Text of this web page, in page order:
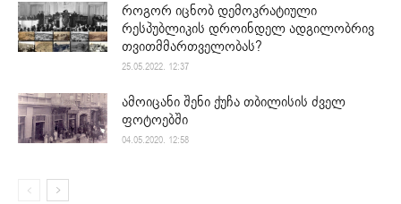
როგორ იცნობ დემოკრატიული
რესპუბლიკის დროინდელ ადგილობრივ
თვითმმართველობას?
25.05.2022. 12:37
ამოიცანი შენი ქუჩა თბილისის ძველ
ფოტოებში
04.05.2020. 12:58